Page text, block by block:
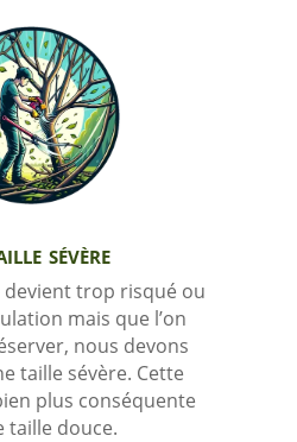
sévère
devient trop risqué ou
mais que l’on
nous devons
taille sévère. Cette
plus conséquente
taille douce.